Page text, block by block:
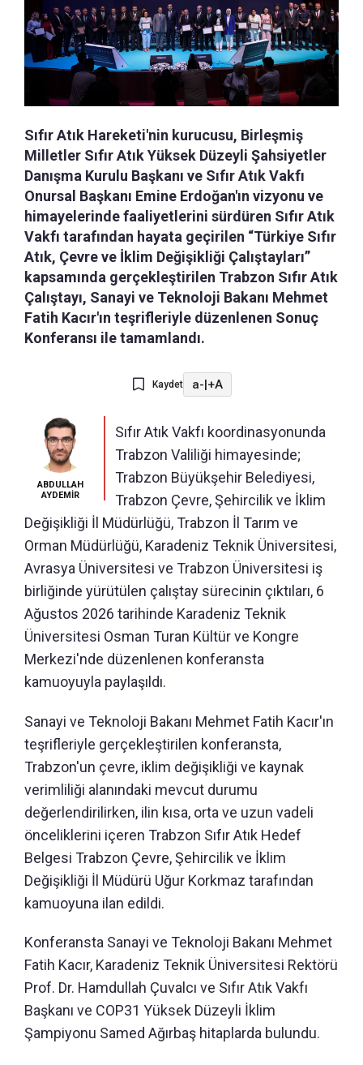
Sıfır Atık Hareketi'nin kurucusu, Birleşmiş
Milletler Sıfır Atık Yüksek Düzeyli Şahsiyetler
Danışma Kurulu Başkanı ve Sıfır Atık Vakfı
Onursal Başkanı Emine Erdoğan'ın vizyonu ve
himayelerinde faaliyetlerini sürdüren Sıfır Atık
Vakfı tarafından hayata geçirilen “Türkiye Sıfır
Atık, Çevre ve İklim Değişikliği Çalıştayları”
kapsamında gerçekleştirilen Trabzon Sıfır Atık
Çalıştayı, Sanayi ve Teknoloji Bakanı Mehmet
Fatih Kacır'ın teşrifleriyle düzenlenen Sonuç
Konferansı ile tamamlandı.
Kaydet a-|+A
ABDULLAH
AYDEMİR
Sıfır Atık Vakfı koordinasyonunda
Trabzon Valiliği himayesinde;
Trabzon Büyükşehir Belediyesi,
Trabzon Çevre, Şehircilik ve İklim
Değişikliği İl Müdürlüğü, Trabzon İl Tarım ve
Orman Müdürlüğü, Karadeniz Teknik Üniversitesi,
Avrasya Üniversitesi ve Trabzon Üniversitesi iş
birliğinde yürütülen çalıştay sürecinin çıktıları, 6
Ağustos 2026 tarihinde Karadeniz Teknik
Üniversitesi Osman Turan Kültür ve Kongre
Merkezi'nde düzenlenen konferansta
kamuoyuyla paylaşıldı.
Sanayi ve Teknoloji Bakanı Mehmet Fatih Kacır'ın
teşrifleriyle gerçekleştirilen konferansta,
Trabzon'un çevre, iklim değişikliği ve kaynak
verimliliği alanındaki mevcut durumu
değerlendirilirken, ilin kısa, orta ve uzun vadeli
önceliklerini içeren Trabzon Sıfır Atık Hedef
Belgesi Trabzon Çevre, Şehircilik ve İklim
Değişikliği İl Müdürü Uğur Korkmaz tarafından
kamuoyuna ilan edildi.
Konferansta Sanayi ve Teknoloji Bakanı Mehmet
Fatih Kacır, Karadeniz Teknik Üniversitesi Rektörü
Prof. Dr. Hamdullah Çuvalcı ve Sıfır Atık Vakfı
Başkanı ve COP31 Yüksek Düzeyli İklim
Şampiyonu Samed Ağırbaş hitaplarda bulundu.